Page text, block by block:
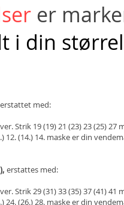
er
i din
erstattet med:
Strik 19 (19) 21 (23) 23 (25)
12. (14.) 14. maske er din
erstattes med:
Strik 29 (31) 33 (35) 37 (41) 41
24. (26.) 28. maske er din